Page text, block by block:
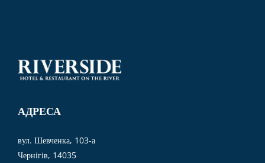
АДРЕСА
вул. Шевченка, 103-а
Чернігів, 14035